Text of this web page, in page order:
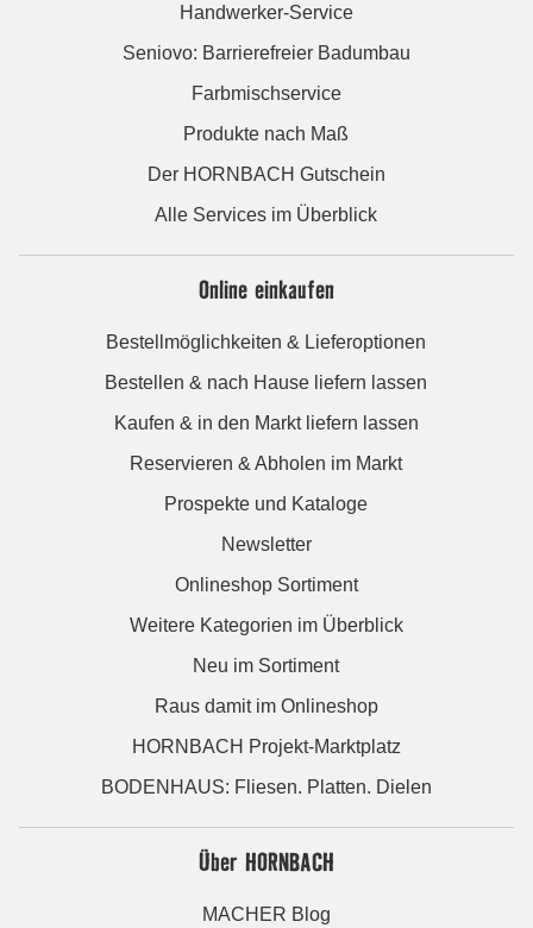
Handwerker-Service
Seniovo: Barrierefreier Badumbau
Farbmischservice
Produkte nach Maß
Der HORNBACH Gutschein
Alle Services im Überblick
Online einkaufen
Bestellmöglichkeiten & Lieferoptionen
Bestellen & nach Hause liefern lassen
Kaufen & in den Markt liefern lassen
Reservieren & Abholen im Markt
Prospekte und Kataloge
Newsletter
Onlineshop Sortiment
Weitere Kategorien im Überblick
Neu im Sortiment
Raus damit im Onlineshop
HORNBACH Projekt-Marktplatz
BODENHAUS: Fliesen. Platten. Dielen
Über HORNBACH
MACHER Blog